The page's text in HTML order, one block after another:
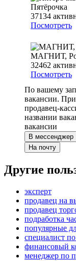
Пятёрочка
37134
Посмотреть
МАГНИТ,
32462
Посмотреть
По вашему
вакансии.
продавец-
названии
вакансии
В мессенджер
На почту
Другие
эксперт
продавец на
продавец
подработка
популярные
специалист
финансовый
менеджер по